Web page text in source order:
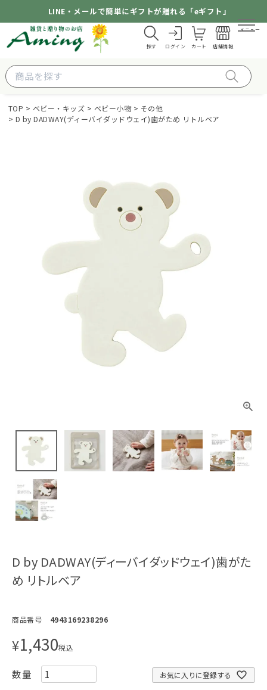
LINE・メールで簡単にギフトが贈れる「eギフト」
探す ログイン カート 店舗情報
メニュー
TOP ベビー・キッズ ベビー小物
その他
D by DADWAY(ディーバイダッドウェイ)歯がため リトルベア
D by DADWAY(ディーバイダッドウェイ)歯がた
め リトルベア
商品番号 4943169238296
¥1,430税込
お気に入りに登録する